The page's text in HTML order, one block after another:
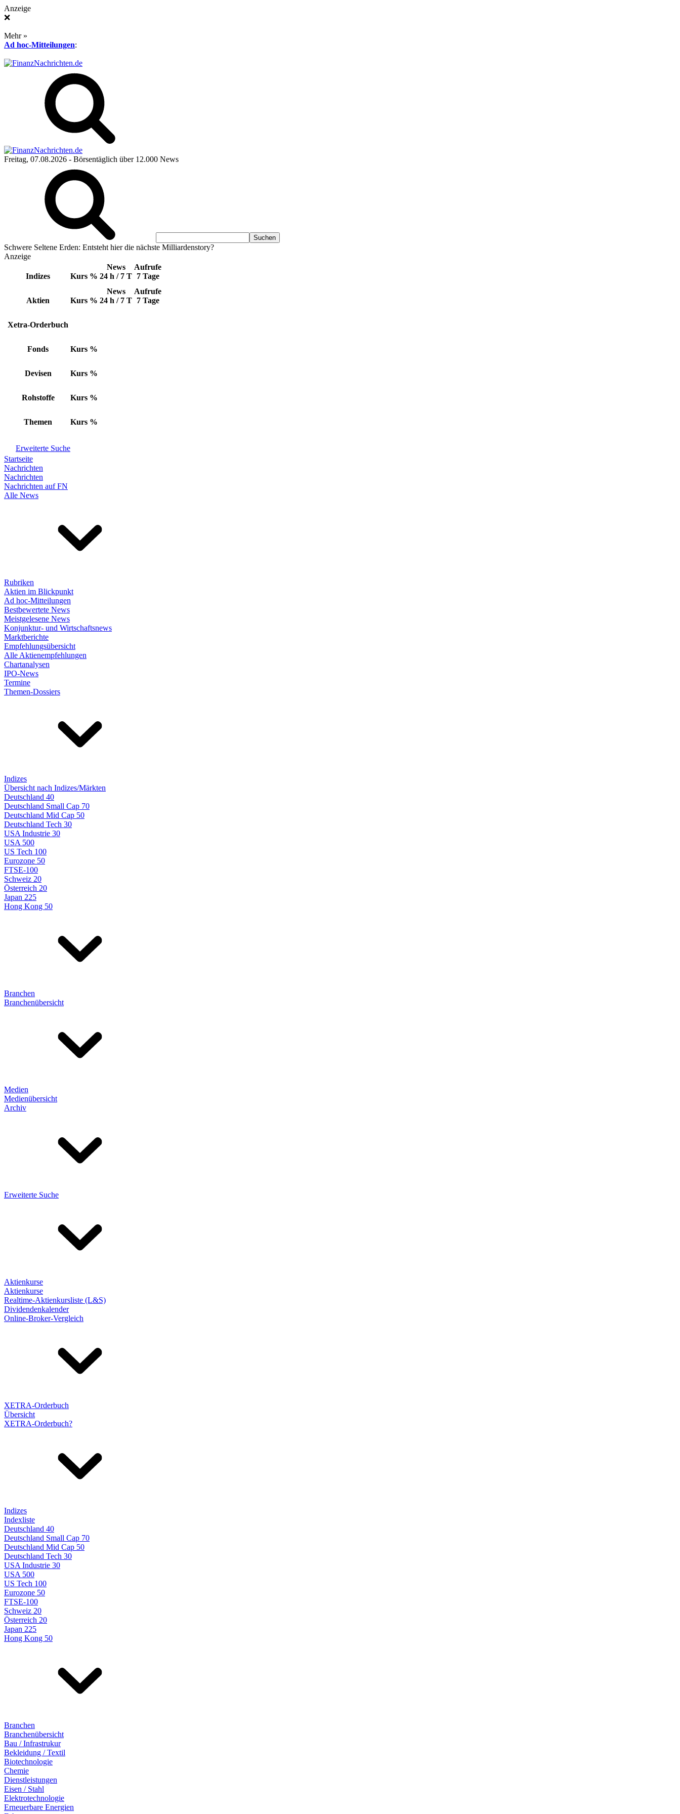
Anzeige
❌
Mehr »
Ad hoc-Mitteilungen:
Freitag, 07.08.2026 - Börsentäglich über 12.000 News
Schwere Seltene Erden: Entsteht hier die nächste Milliardenstory?
Anzeige
Indizes Kurs %
News
24 h / 7 T
Aufrufe
7 Tage
Aktien Kurs %
News
24 h / 7 T
Aufrufe
7 Tage
Xetra-Orderbuch
Fonds Kurs %
Devisen Kurs %
Rohstoffe Kurs %
Themen Kurs %
Erweiterte Suche
Startseite
Nachrichten
Nachrichten
Nachrichten auf FN
Alle News
Rubriken
Aktien im Blickpunkt
Ad hoc-Mitteilungen
Bestbewertete News
Meistgelesene News
Konjunktur- und Wirtschaftsnews
Marktberichte
Empfehlungsübersicht
Alle Aktienempfehlungen
Chartanalysen
IPO-News
Termine
Themen-Dossiers
Indizes
Übersicht nach Indizes/Märkten
Deutschland 40
Deutschland Small Cap 70
Deutschland Mid Cap 50
Deutschland Tech 30
USA Industrie 30
USA 500
US Tech 100
Eurozone 50
FTSE-100
Schweiz 20
Österreich 20
Japan 225
Hong Kong 50
Branchen
Branchenübersicht
Medien
Medienübersicht
Archiv
Erweiterte Suche
Aktienkurse
Aktienkurse
Realtime-Aktienkursliste (L&S)
Dividendenkalender
Online-Broker-Vergleich
XETRA-Orderbuch
Übersicht
XETRA-Orderbuch?
Indizes
Indexliste
Deutschland 40
Deutschland Small Cap 70
Deutschland Mid Cap 50
Deutschland Tech 30
USA Industrie 30
USA 500
US Tech 100
Eurozone 50
FTSE-100
Schweiz 20
Österreich 20
Japan 225
Hong Kong 50
Branchen
Branchenübersicht
Bau / Infrastrukur
Bekleidung / Textil
Biotechnologie
Chemie
Dienstleistungen
Eisen / Stahl
Elektrotechnologie
Erneuerbare Energien